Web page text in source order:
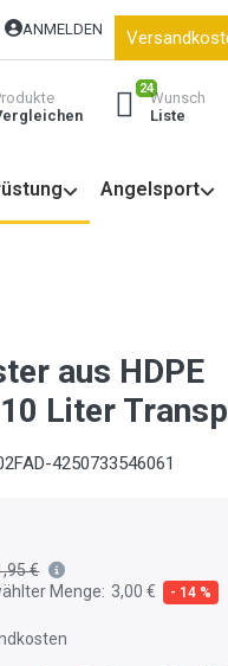
ANMELDEN
24
Wunsch
Liste
Angelsport
aus HDPE
Liter
4250733546061
€
Menge: 3,00 € - 14 %